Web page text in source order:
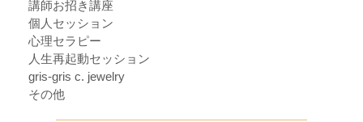
講師お招き講座
個人セッション
心理セラピー
人生再起動セッション
gris-gris c. jewelry
その他